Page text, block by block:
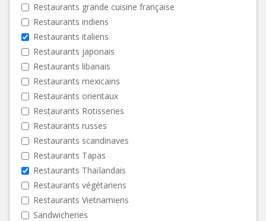
Restaurants grande cuisine française
Restaurants indiens
Restaurants italiens
Restaurants japonais
Restaurants libanais
Restaurants mexicains
Restaurants orientaux
Restaurants Rotisseries
Restaurants russes
Restaurants scandinaves
Restaurants Tapas
Restaurants Thaïlandais
Restaurants végétariens
Restaurants Vietnamiens
Sandwicheries